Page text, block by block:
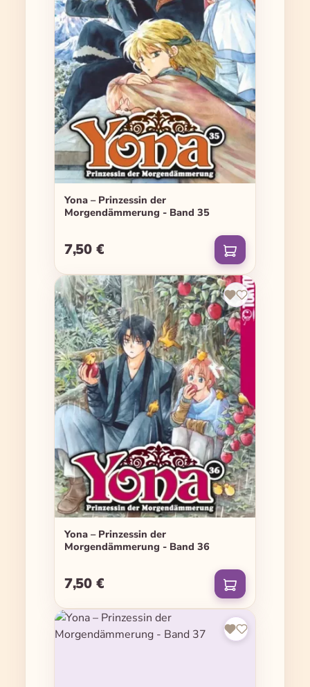
Yona – Prinzessin der
Morgendämmerung - Band 35
Regulärer Preis:
7,50 €
Yona – Prinzessin der
Morgendämmerung - Band 36
Regulärer Preis:
7,50 €